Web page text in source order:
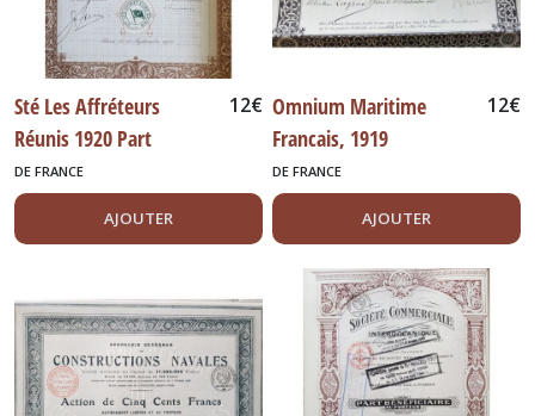
Sté Les Affréteurs
Réunis 1920 Part
bénéficiaire
12€
DE FRANCE
AJOUTER
Omnium Maritime
Francais, 1919
12€
DE FRANCE
AJOUTER